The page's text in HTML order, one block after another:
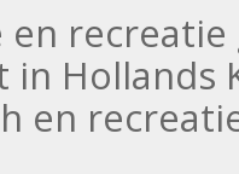
en
in Hollands
en